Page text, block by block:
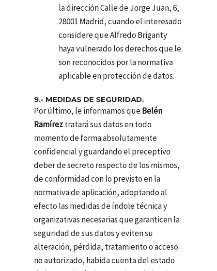
la dirección Calle de Jorge Juan, 6,
28001 Madrid, cuando el interesado
considere que Alfredo Briganty
haya vulnerado los derechos que le
son reconocidos por la normativa
aplicable en protección de datos.
9.- MEDIDAS DE SEGURIDAD.
Por último, le informamos queBelén
Ramíreztratará sus datos en todo
momento de forma absolutamente
confidencial y guardando el preceptivo
deber de secreto respecto de los mismos,
de conformidad con lo previsto en la
normativa de aplicación, adoptando al
efecto las medidas de índole técnica y
organizativas necesarias que garanticen la
seguridad de sus datos y eviten su
alteración, pérdida, tratamiento o acceso
no autorizado, habida cuenta del estado